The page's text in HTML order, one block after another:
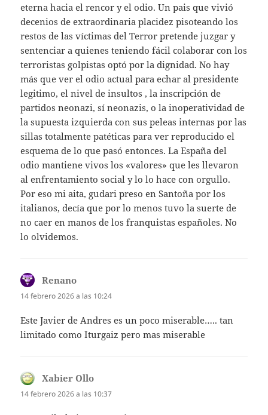
eterna hacia el rencor y el odio. Un pais que vivió
decenios de extraordinaria placidez pisoteando los
restos de las víctimas del Terror pretende juzgar y
sentenciar a quienes teniendo fácil colaborar con los
terroristas golpistas optó por la dignidad. No hay
más que ver el odio actual para echar al presidente
legitimo, el nivel de insultos , la inscripción de
partidos neonazi, sí neonazis, o la inoperatividad de
la supuesta izquierda con sus peleas internas por las
sillas totalmente patéticas para ver reproducido el
esquema de lo que pasó entonces. La España del
odio mantiene vivos los «valores» que les llevaron
al enfrentamiento social y lo lo hace con orgullo.
Por eso mi aita, gudari preso en Santoña por los
italianos, decía que por lo menos tuvo la suerte de
no caer en manos de los franquistas españoles. No
lo olvidemos.
Renano
14 febrero 2026 a las 10:24
Este Javier de Andres es un poco miserable….. tan
limitado como Iturgaiz pero mas miserable
Xabier Ollo
14 febrero 2026 a las 10:37